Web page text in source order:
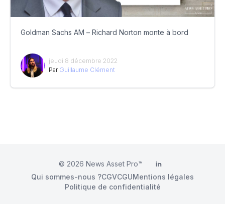
Goldman Sachs AM – Richard Norton monte à bord
jeudi 8 décembre 2022
Par Guillaume Clément
© 2026 News Asset Pro™ LinkedIn
Qui sommes-nous ?CGVCGUMentions légales
Politique de confidentialité